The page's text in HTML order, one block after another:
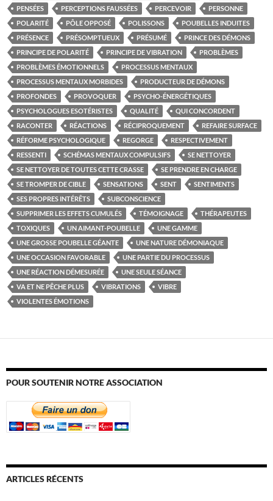
PENSÉES
PERCEPTIONS FAUSSÉES PERCEVOIR
PERSONNE
POLARITÉ
PÔLE OPPOSÉ POLISSONS
POUBELLES INDUITES
PRÉSENCE
PRÉSOMPTUEUX PRÉSUMÉ
PRINCE DES DÉMONS
PRINCIPE DE POLARITÉ
PRINCIPE DE VIBRATION
PROBLÈMES
PROBLÈMES ÉMOTIONNELS
PROCESSUS MENTAUX
PROCESSUS MENTAUX MORBIDES
PRODUCTEUR DE DÉMONS
PROFONDES
PROVOQUER
PSYCHO-ÉNERGÉTIQUES
PSYCHOLOGUES ESOTÉRISTES
QUALITÉ
QUI CONCORDENT
RACONTER
RÉACTIONS RÉCIPROQUEMENT
REFAIRE SURFACE
RÉFORME PSYCHOLOGIQUE
REGORGE
RESPECTIVEMENT
RESSENTI
SCHÉMAS MENTAUX COMPULSIFS
SE NETTOYER
SE NETTOYER DE TOUTES CETTE CRASSE
SE PRENDRE EN CHARGE
SE TROMPER DE CIBLE
SENSATIONS SENT
SENTIMENTS
SES PROPRES INTÉRÊTS
SUBCONSCIENCE
SUPPRIMER LES EFFETS CUMULÉS
TÉMOIGNAGE
THÉRAPEUTES
TOXIQUES
UN AIMANT-POUBELLE
UNE GAMME
UNE GROSSE POUBELLE GÉANTE
UNE NATURE DÉMONIAQUE
UNE OCCASION FAVORABLE
UNE PARTIE DU PROCESSUS
UNE RÉACTION DÉMESURÉE
UNE SEULE SÉANCE
VA ET NE PÊCHE PLUS
VIBRATIONS
VIBRE
VIOLENTES ÉMOTIONS
POUR SOUTENIR NOTRE ASSOCIATION
ARTICLES RÉCENTS